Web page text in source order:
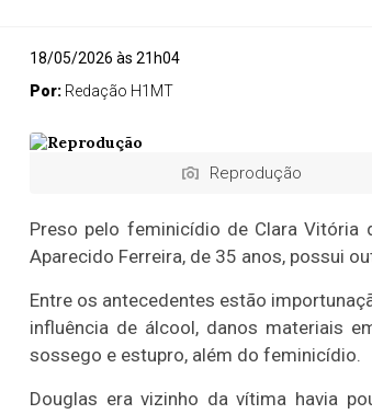
18/05/2026 às 21h04
Por: Redação H1MT
Reprodução
Preso pelo feminicídio de Clara Vitória
Aparecido Ferreira, de 35 anos, possui
Entre os antecedentes estão
influência de álcool, danos materiais
sossego e estupro, além do feminicídio.
Douglas era vizinho da vítima havia